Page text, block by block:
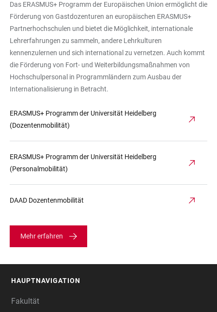
juristischen
Fakultät
präsentiert,
während
die
anderen
zuhören
Das ERASMUS+ Programm der Europäischen Union ermöglicht die
Förderung von Gastdozenturen an europäischen ERASMUS+
Partnerhochschulen und bietet die Möglichkeit, internationale
Lehrerfahrungen zu sammeln, andere Lehrkulturen
kennenzulernen und sich international zu vernetzen. Auch kommt
die Förderung von Fort- und Weiterbildungsmaßnahmen von
Hochschulpersonal in Programmländern zum Ausbau der
Internationalisierung in Betracht.
ERASMUS+ Programm der Universität Heidelberg
(Dozentenmobilität)
ERASMUS+ Programm der Universität Heidelberg
(Personalmobilität)
DAAD Dozentenmobilität
Mehr erfahren
HAUPTNAVIGATION
Fakultät